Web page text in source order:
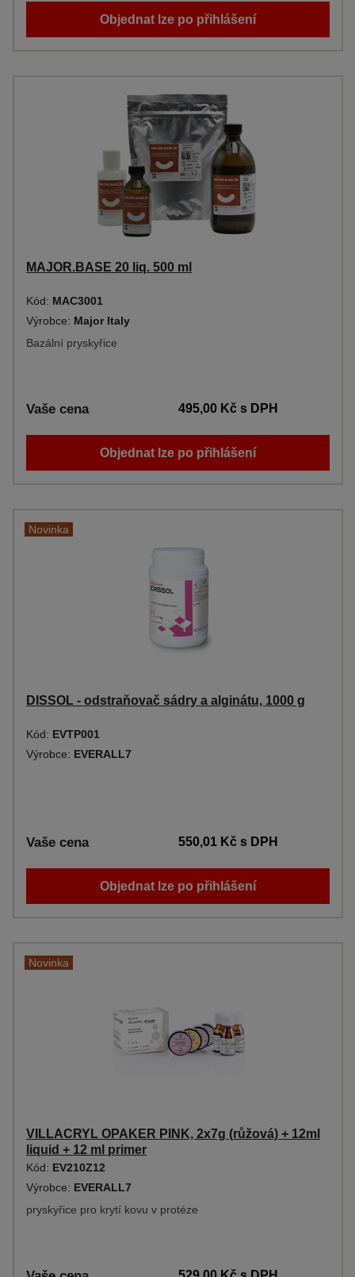
Objednat lze po přihlášení
MAJOR.BASE 20 liq. 500 ml
Kód: MAC3001
Výrobce: Major Italy
Bazální pryskyřice
Vaše cena 495,00 Kčs DPH
Objednat lze po přihlášení
Novinka
DISSOL - odstraňovač sádry a alginátu, 1000 g
Kód: EVTP001
Výrobce: EVERALL7
Vaše cena 550,01 Kčs DPH
Objednat lze po přihlášení
Novinka
VILLACRYL OPAKER PINK, 2x7g (růžová) + 12ml
liquid + 12 ml primer
Kód: EV210Z12
Výrobce: EVERALL7
pryskyřice pro krytí kovu v protéze